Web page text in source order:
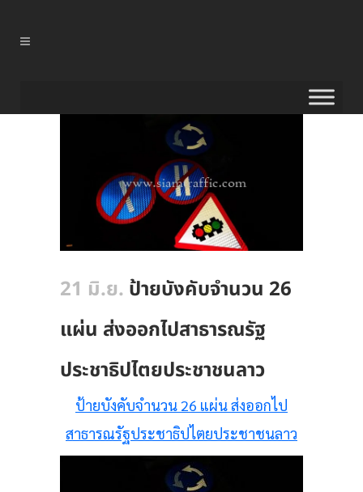
21 มิ.ย. ป้ายบังคับจำนวน 26
แผ่น ส่งออกไปสาธารณรัฐ
ประชาธิปไตยประชาชนลาว
ป้ายบังคับจำนวน 26 แผ่น ส่งออกไป
สาธารณรัฐประชาธิปไตยประชาชนลาว